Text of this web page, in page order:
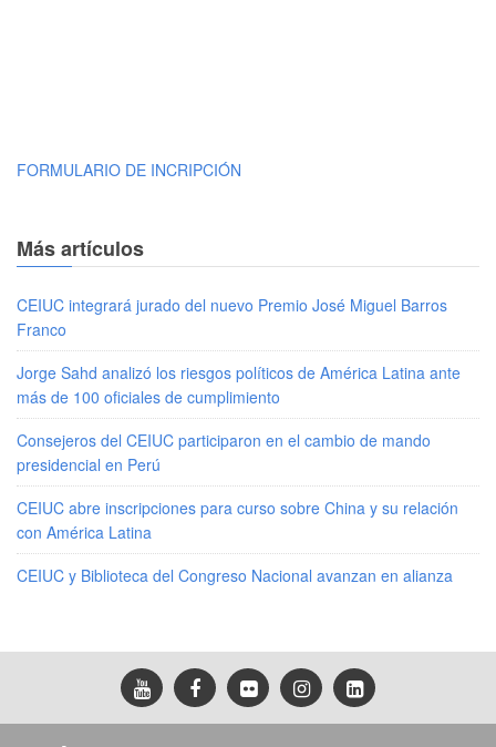
FORMULARIO DE INCRIPCIÓN
Más artículos
CEIUC integrará jurado del nuevo Premio José Miguel Barros
Franco
Jorge Sahd analizó los riesgos políticos de América Latina ante
más de 100 oficiales de cumplimiento
Consejeros del CEIUC participaron en el cambio de mando
presidencial en Perú
CEIUC abre inscripciones para curso sobre China y su relación
con América Latina
CEIUC y Biblioteca del Congreso Nacional avanzan en alianza